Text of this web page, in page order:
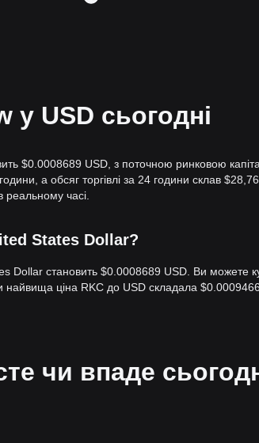
у USD сьогодні
$0.0008689 USD, з поточною ринковою
а обсяг торгівлі за 24 години склав
часі.
States Dollar?
Dollar становить $0.0008689 USD. Ви можете
найвища ціна RKC до USD складала
чи впаде